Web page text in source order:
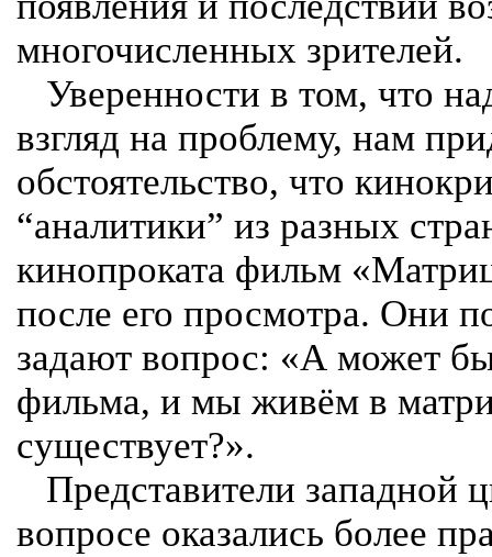
многочисленных зрителей.
Уверенности в том, что
взгляд на проблему, нам
обстоятельство, что
“аналитики” из разных
кинопроката фильм
после его просмотра. Они
задают вопрос: «А может
фильма, и мы живём в
существует?».
Представители западной
вопросе оказались более